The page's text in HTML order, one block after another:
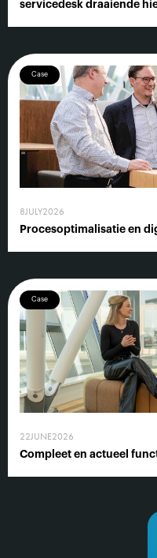
servicedesk draaiende
Case
8JULY2026
Procesoptimalisatie en
Case
22JUNE2026
Compleet en actueel